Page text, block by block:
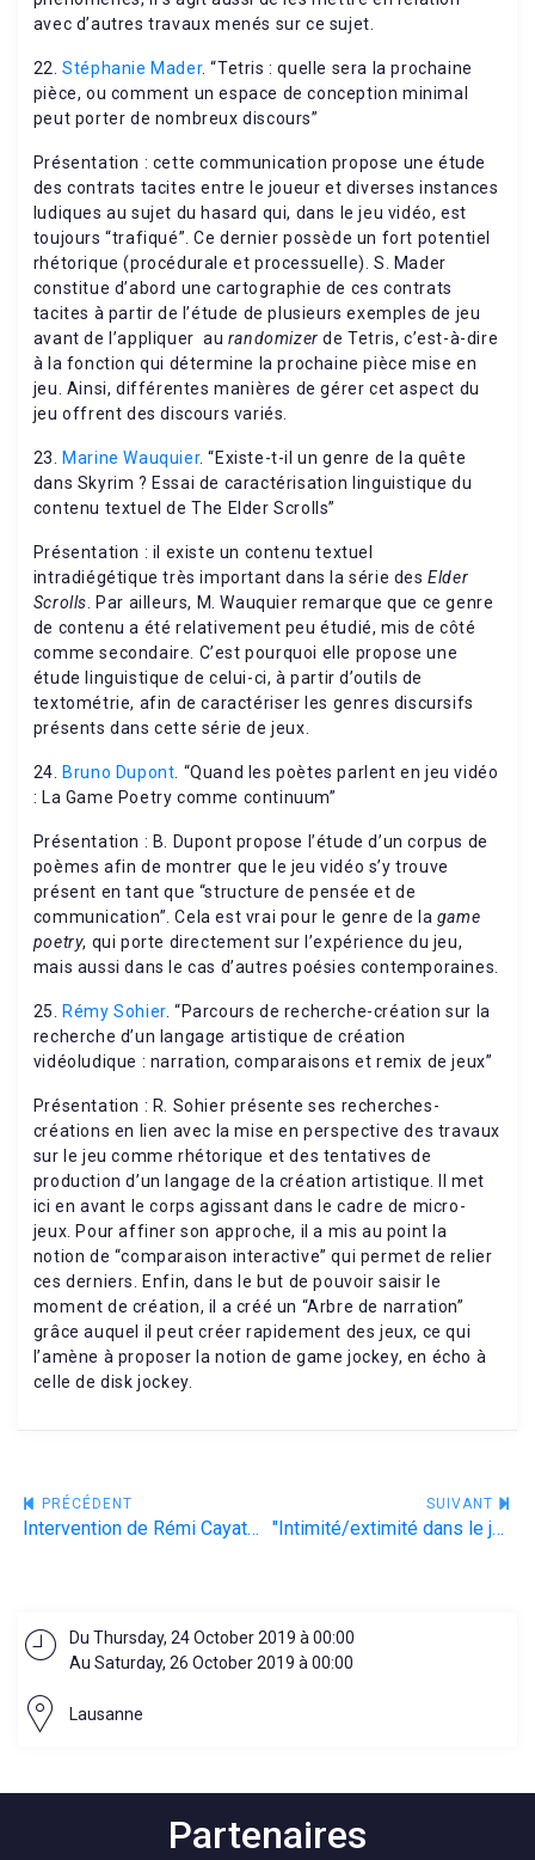
avec d’autres travaux menés sur ce sujet.
22.Stéphanie Mader. “Tetris : quelle sera la prochaine
pièce, ou comment un espace de conception minimal
peut porter de nombreux discours”
Présentation : cette communication propose une étude
des contrats tacites entre le joueur et diverses instances
ludiques au sujet du hasard qui, dans le jeu vidéo, est
toujours “trafiqué”. Ce dernier possède un fort potentiel
rhétorique (procédurale et processuelle). S. Mader
constitue d’abord une cartographie de ces contrats
tacites à partir de l’étude de plusieurs exemples de jeu
avant de l’appliquer au randomizer de Tetris, c’est-à-dire
à la fonction qui détermine la prochaine pièce mise en
jeu. Ainsi, différentes manières de gérer cet aspect du
jeu offrent des discours variés.
23. Marine Wauquier. “Existe-t-il un genre de la quête
dans Skyrim ? Essai de caractérisation linguistique du
contenu textuel de The Elder Scrolls”
Présentation : il existe un contenu textuel
intradiégétique très important dans la série desElder
Scrolls . Par ailleurs, M. Wauquier remarque que ce genre
de contenu a été relativement peu étudié, mis de côté
comme secondaire. C’est pourquoi elle propose une
étude linguistique de celui-ci, à partir d’outils de
textométrie, afin de caractériser les genres discursifs
présents dans cette série de jeux.
24. Bruno Dupont . “Quand les poètes parlent en jeu vidéo
: La Game Poetry comme continuum”
Présentation : B. Dupont propose l’étude d’un corpus de
poèmes afin de montrer que le jeu vidéo s’y trouve
présent en tant que “structure de pensée et de
communication”. Cela est vrai pour le genre de la game
poetry, qui porte directement sur l’expérience du jeu,
mais aussi dans le cas d’autres poésies contemporaines.
25. Rémy Sohier. “Parcours de recherche-création sur la
recherche d’un langage artistique de création
vidéoludique : narration, comparaisons et remix de jeux”
Présentation : R. Sohier présente ses recherches-
créations en lien avec la mise en perspective des travaux
sur le jeu comme rhétorique et des tentatives de
production d’un langage de la création artistique. Il met
ici en avant le corps agissant dans le cadre de micro-
jeux. Pour affiner son approche, il a mis au point la
notion de “comparaison interactive” qui permet de relier
ces derniers. Enfin, dans le but de pouvoir saisir le
moment de création, il a créé un “Arbre de narration”
grâce auquel il peut créer rapidement des jeux, ce qui
l’amène à proposer la notion de game jockey, en écho à
celle de disk jockey.
Navigation
PRÉCÉDENT
Intervention de Rémi Cayatte à l'Université de Strasbourg
SUIVANT
"Intimité/extimité dans le jeu vidéo : Dialogue autour de Lie In My Heart, un jeu expressif"
Du Thursday, 24 October 2019 à 00:00
Au Saturday, 26 October 2019 à 00:00
Lausanne
Partenaires